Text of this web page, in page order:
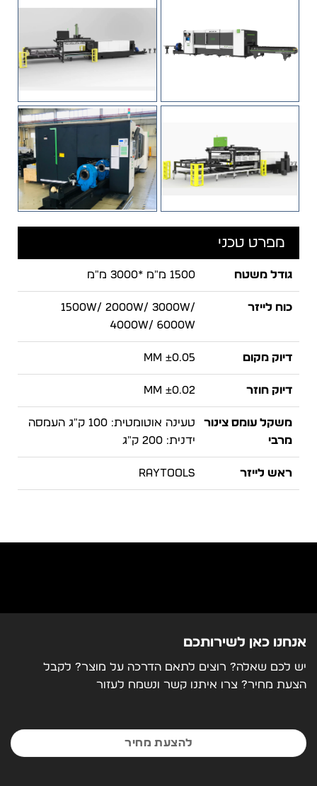
מפרט טכני
גודל משטח 1500 מ"מ *3000 מ"מ
כוח לייזר
1500W/ 2000W/ 3000W/
4000W/ 6000W
דיוק מקום ±0.05 mm
דיוק חוזר ±0.02 mm
משקל עומס צינור
מרבי
טעינה אוטומטית: 100 ק"ג העמסה
ידנית: 200 ק"ג
ראש לייזר Raytools
אנחנו כאן לשירותכם
יש לכם שאלה? רוצים לתאם הדרכה על מוצר? לקבל
הצעת מחיר? צרו איתנו קשר ונשמח לעזור
להצעת מחיר